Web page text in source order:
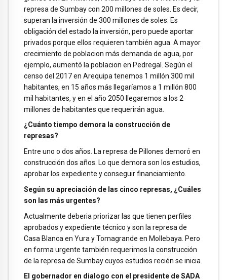
represa de Sumbay con 200 millones de soles. Es decir,
superan la inversión de 300 millones de soles. Es
obligación del estado la inversión, pero puede aportar
privados porque ellos requieren también agua. A mayor
crecimiento de poblacion más demanda de agua, por
ejemplo, aumentó la poblacion en Pedregal. Según el
censo del 2017 en Arequipa tenemos 1 millón 300 mil
habitantes, en 15 años más llegaríamos a 1 millón 800
mil habitantes, y en el año 2050 llegaremos a los 2
millones de habitantes que requerirán agua.
¿Cuánto tiempo demora la construcción de
represas?
Entre uno o dos años. La represa de Pillones demoró en
construcción dos años. Lo que demora son los estudios,
aprobar los expediente y conseguir financiamiento.
Según su apreciación de las cinco represas, ¿Cuáles
son las más urgentes?
Actualmente deberia priorizar las que tienen perfiles
aprobados y expediente técnico y son la represa de
Casa Blanca en Yura y Tomagrande en Mollebaya. Pero
en forma urgente también requerimos la construcción
de la represa de Sumbay cuyos estudios recién se inicia.
El gobernador en dialogo con el presidente de SADA